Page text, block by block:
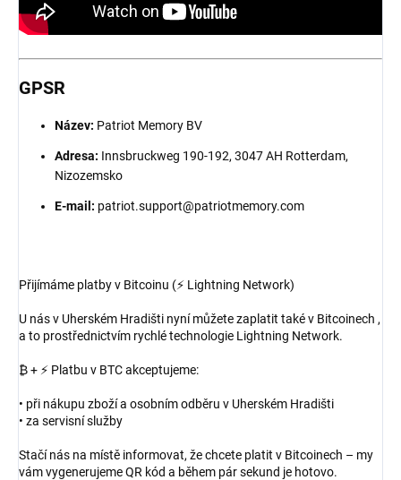
GPSR
Název: Patriot Memory BV
Adresa: Innsbruckweg 190-192, 3047 AH Rotterdam,
Nizozemsko
E-mail: patriot.support@patriotmemory.com
Přijímáme platby v Bitcoinu (⚡ Lightning Network)
U nás v Uherském Hradišti nyní můžete zaplatit také v Bitcoinech ,
a to prostřednictvím rychlé technologie Lightning Network.
₿ + ⚡ Platbu v BTC akceptujeme:
• při nákupu zboží a osobním odběru v Uherském Hradišti
• za servisní služby
Stačí nás na místě informovat, že chcete platit v Bitcoinech – my
vám vygenerujeme QR kód a během pár sekund je hotovo.